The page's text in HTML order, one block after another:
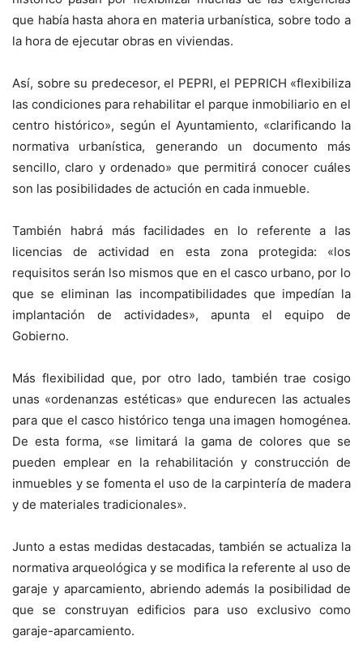
que había hasta ahora en materia urbanística, sobre todo a
la hora de ejecutar obras en viviendas.
Así, sobre su predecesor, el PEPRI, el PEPRICH «flexibiliza
las condiciones para rehabilitar el parque inmobiliario en el
centro histórico», según el Ayuntamiento, «clarificando la
normativa urbanística, generando un documento más
sencillo, claro y ordenado» que permitirá conocer cuáles
son las posibilidades de actución en cada inmueble.
También habrá más facilidades en lo referente a las
licencias de actividad en esta zona protegida: «los
requisitos serán lso mismos que en el casco urbano, por lo
que se eliminan las incompatibilidades que impedían la
implantación de actividades», apunta el equipo de
Gobierno.
Más flexibilidad que, por otro lado, también trae cosigo
unas «ordenanzas estéticas» que endurecen las actuales
para que el casco histórico tenga una imagen homogénea.
De esta forma, «se limitará la gama de colores que se
pueden emplear en la rehabilitación y construcción de
inmuebles y se fomenta el uso de la carpintería de madera
y de materiales tradicionales».
Junto a estas medidas destacadas, también se actualiza la
normativa arqueológica y se modifica la referente al uso de
garaje y aparcamiento, abriendo además la posibilidad de
que se construyan edificios para uso exclusivo como
garaje-aparcamiento.